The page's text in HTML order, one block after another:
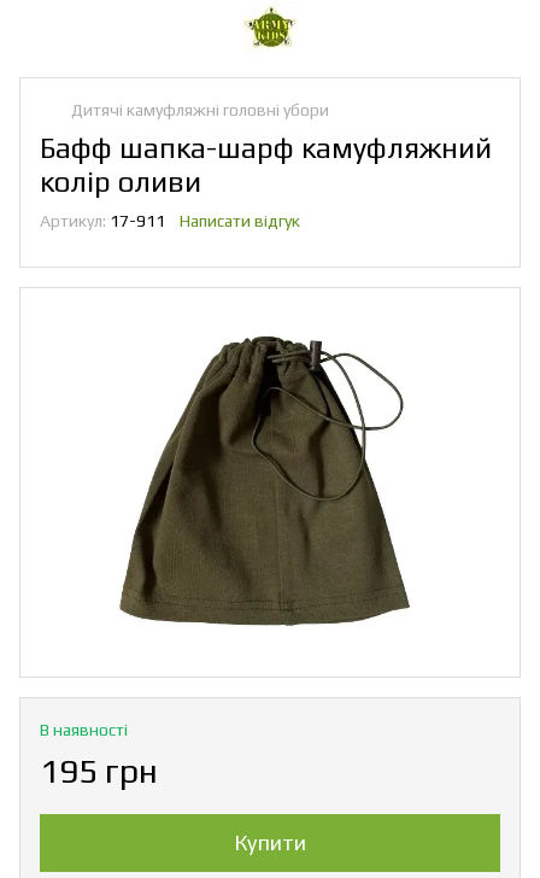
Дитячі камуфляжні головні убори
Бафф шапка-шарф камуфляжний
колір оливи
Артикул: 17-911 Написати відгук
В наявності
195 грн
Купити